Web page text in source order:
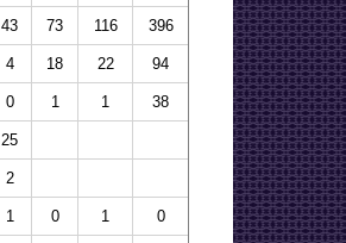
43 73 116 396
4 18 22 94
0 1 1 38
25
2
1 0 1 0